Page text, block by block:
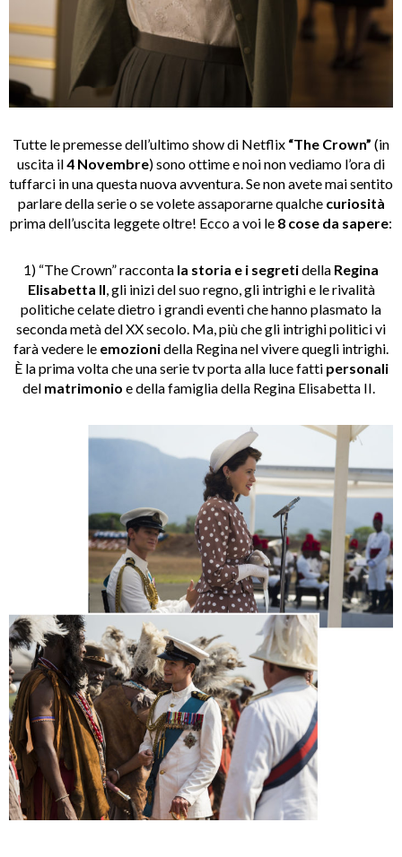
Tutte le premesse dell’ultimo show di Netflix “The Crown” (in
uscita il4 Novembre) sono ottime e noi non vediamo l’ora di
tuffarci in una questa nuova avventura. Se non avete mai sentito
parlare della serie o se volete assaporarne qualche curiosità
prima dell’uscita leggete oltre! Ecco a voi le 8 cose da sapere:
1) “The Crown”racconta la storia e i segretidella Regina
Elisabetta II, gli inizi del suo regno, gli intrighi e le rivalità
politiche celate dietro i grandi eventi che hanno plasmato la
seconda metà del XX secolo. Ma, più che gli intrighi politici vi
farà vedere le emozionidella Regina nel vivere quegli intrighi.
È la prima volta che una serie tv porta alla luce fatti personali
del matrimonio e della famiglia della Regina Elisabetta II.